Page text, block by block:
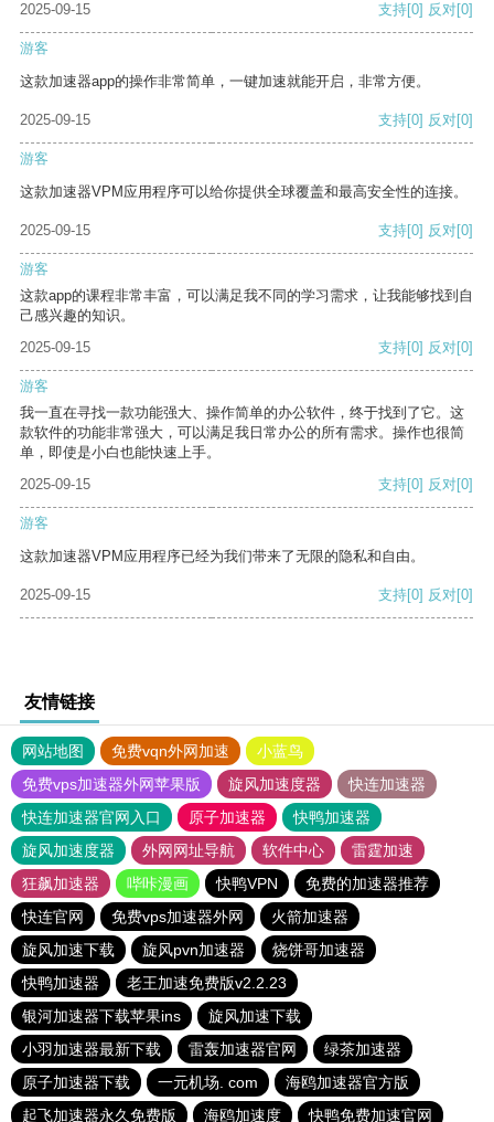
2025-09-15
支持[0] 反对[0]
游客
这款加速器app的操作非常简单，一键加速就能开启，非常方便。
2025-09-15 支持[0] 反对[0]
游客
这款加速器VPM应用程序可以给你提供全球覆盖和最高安全性的连接。
2025-09-15 支持[0] 反对[0]
游客
这款app的课程非常丰富，可以满足我不同的学习需求，让我能够找到自
己感兴趣的知识。
2025-09-15
支持[0] 反对[0]
游客
我一直在寻找一款功能强大、操作简单的办公软件，终于找到了它。这
款软件的功能非常强大，可以满足我日常办公的所有需求。操作也很简
单，即使是小白也能快速上手。
2025-09-15
支持[0] 反对[0]
游客
这款加速器VPM应用程序已经为我们带来了无限的隐私和自由。
2025-09-15 支持[0] 反对[0]
友情链接
网站地图 免费vqn外网加速
小蓝鸟
免费vps加速器外网苹果版
旋风加速度器
快连加速器
快连加速器官网入口
原子加速器
快鸭加速器
旋风加速度器
外网网址导航 软件中心
雷霆加速
狂飙加速器
哔咔漫画 快鸭VPN
免费的加速器推荐
快连官网
免费vps加速器外网
火箭加速器
旋风加速下载
旋风pvn加速器
烧饼哥加速器
快鸭加速器
老王加速免费版v2.2.23
银河加速器下载苹果ins
旋风加速下载
小羽加速器最新下载
雷轰加速器官网
绿茶加速器
原子加速器下载
一元机场. com
海鸥加速器官方版
起飞加速器永久免费版
海鸥加速度 快鸭免费加速官网